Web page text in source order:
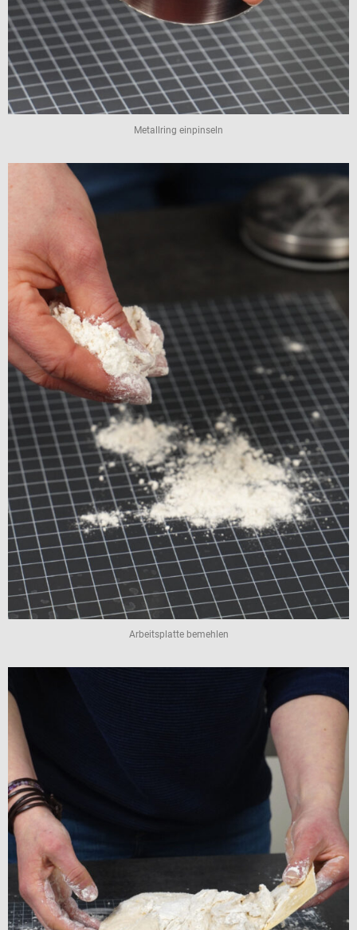
Metallring einpinseln
Arbeitsplatte bemehlen